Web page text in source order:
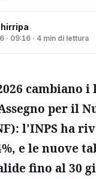
· 09:16 · 4 min di lettura
cambiano
per il
l'INPS ha
e le nuove
fino al 30